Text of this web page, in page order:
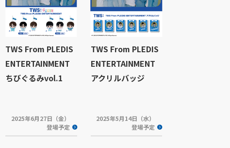
TWS From PLEDIS
ENTERTAINMENT
ちびぐるみvol.1
2025年6月27日（金）
登場予定
TWS From PLEDIS
ENTERTAINMENT
アクリルバッジ
2025年5月14日（水）
登場予定